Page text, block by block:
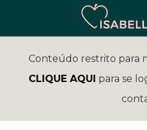
Conteúdo restrito para
CLIQUE AQUI para se